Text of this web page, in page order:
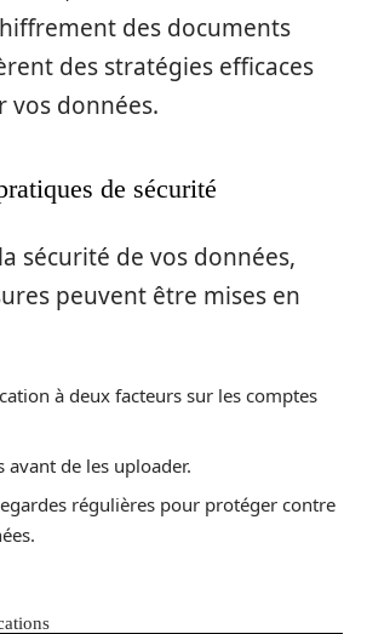
des documents
des stratégies efficaces
vos données.
de sécurité
sécurité de vos données,
peuvent être mises en
à deux facteurs sur les comptes
avant de les uploader.
régulières pour protéger contre